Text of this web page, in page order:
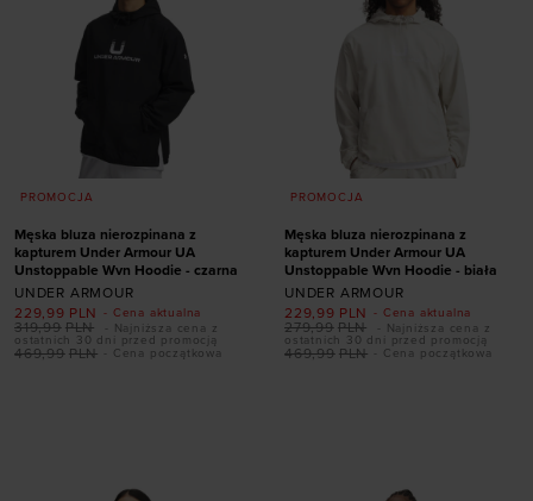
PROMOCJA
Męska bluza nierozpinana z
kapturem Under Armour UA
Unstoppable Wvn Hoodie - czarna
UNDER ARMOUR
- Cena aktualna
229,99 PLN
- Cena początkowa
469,99 PLN
319,99 PLN
- Najniższa cena z
ostatnich 30 dni przed promocją
PROMOCJA
Męska bluza nierozpinana z
kapturem Under Armour UA
Unstoppable Wvn Hoodie - biała
UNDER ARMOUR
- Cena aktualna
229,99 PLN
- Cena początkowa
469,99 PLN
279,99 PLN
- Najniższa cena z
ostatnich 30 dni przed promocją